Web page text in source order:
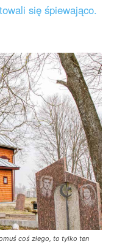
się śpiewająco.
coś złego, to tylko ten